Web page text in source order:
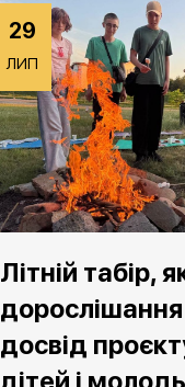
29
ЛИП
Літній табір,
досвід